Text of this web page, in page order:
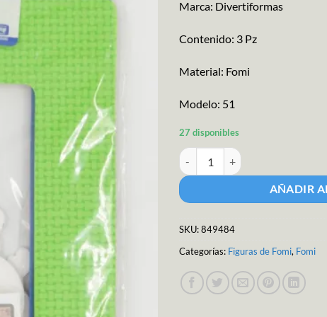
Marca: Divertiformas
Contenido: 3 Pz
Material: Fomi
Modelo: 51
27 disponibles
Fig Fomi Portaretratos Navidad
AÑADIR
SKU:849484
Categorías: Figuras de Fomi, Fomi